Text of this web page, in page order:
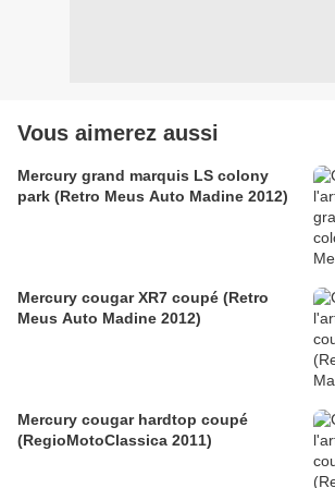
Vous aimerez aussi
Mercury grand marquis LS colony
park (Retro Meus Auto Madine 2012)
Mercury cougar XR7 coupé (Retro
Meus Auto Madine 2012)
Mercury cougar hardtop coupé
(RegioMotoClassica 2011)